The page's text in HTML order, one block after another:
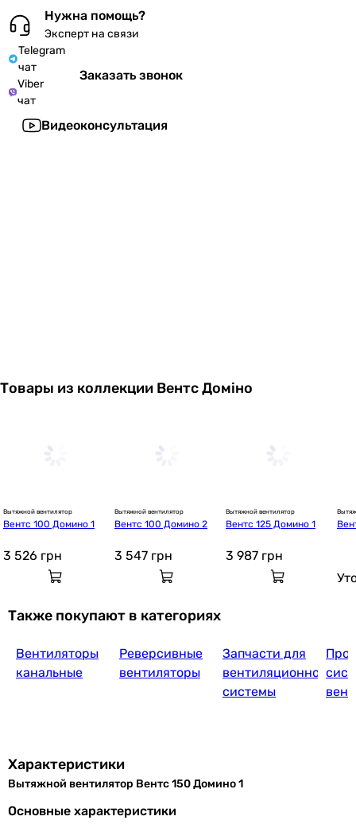
Нужна помощь?
Эксперт на связи
Telegram
чат
Viber
чат
Заказать звонок
Видеоконсультация
Товары из коллекции Вентс Доміно
Вытяжной вентилятор
Вентс 100 Домино 1
3 526 грн
Вытяжной вентилятор
Вентс 100 Домино 2
3 547 грн
Вытяжной вентилятор
Вентс 125 Домино 1
3 987 грн
Также покупают в категориях
Вентиляторы
канальные
Реверсивные
вентиляторы
Запчасти для
вентиляционной
системы
Характеристики
Вытяжной вентилятор Вентс 150 Домино 1
Основные характеристики